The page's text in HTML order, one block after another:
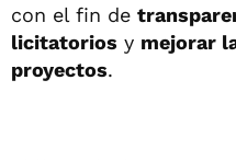
con el fin de
licitatorios y mejorar
proyectos.